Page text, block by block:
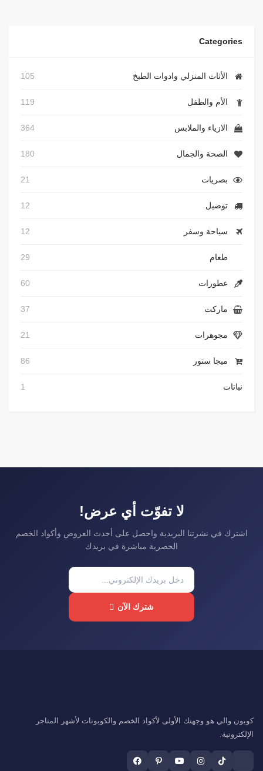
Categories
الأثاث المنزلي وادوات الطبخ 105
الأم والطفل 119
الازياء والملابس 364
الصحة والجمال 180
بصريات 21
توصيل 12
سياحة وسفر 12
طعام 29
عطورات 60
ماركت 37
مجوهرات 21
ميجا ستور 86
نباتات 1
لا تفوّت أي عرض!
اشترك في نشرتنا البريدية واحصل على أحدث العروض وأكواد الخصم
الحصرية مباشرة في بريدك
شترك الآن
كوبون والي هو وجهتك الأولى لأكواد الخصم والكوبونات لأشهر المتاجر
الإلكترونية.